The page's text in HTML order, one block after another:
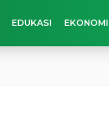
EDUKASI EKONOMI